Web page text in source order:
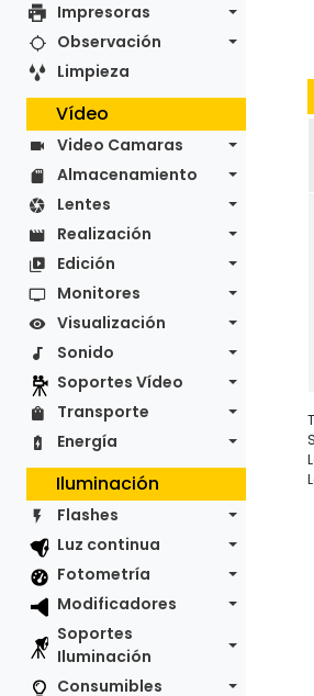
Impresoras
Observación
Limpieza
Vídeo
Video Camaras
Almacenamiento
Lentes
Realización
Edición
Monitores
Visualización
Sonido
Soportes Vídeo
Transporte
Energía
Iluminación
Flashes
Luz continua
Fotometría
Modificadores
Soportes
Iluminación
Consumibles